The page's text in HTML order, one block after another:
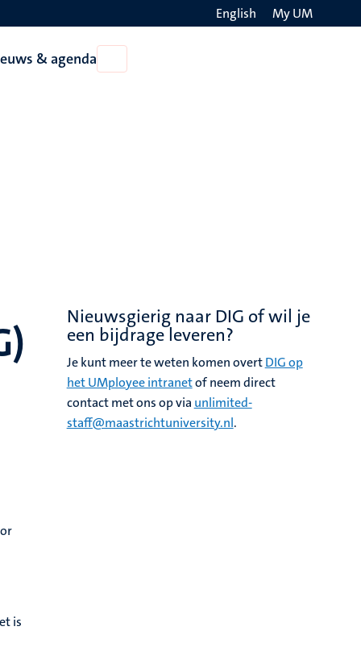
English My UM
& agenda
Nieuws
is
Nieuwsgierig naar DIG of wil je
een bijdrage leveren?
Je kunt meer te weten komen overtDIG op
het UMployee intranetof neem direct
contact met ons op via unlimited-
staff@maastrichtuniversity.nl.